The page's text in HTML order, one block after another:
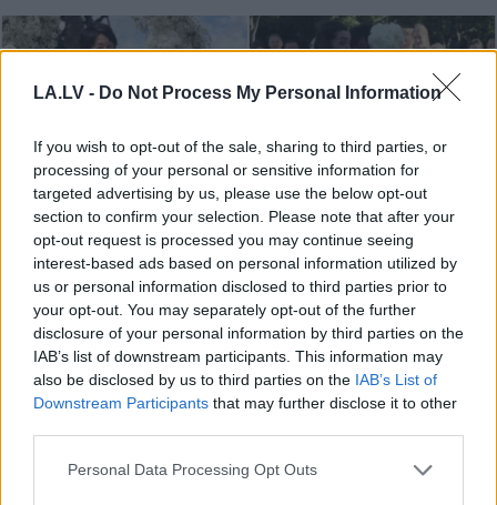
LA.LV - Do Not Process My Personal Information
If you wish to opt-out of the sale, sharing to third parties, or
processing of your personal or sensitive information for
targeted advertising by us, please use the below opt-out
section to confirm your selection. Please note that after your
opt-out request is processed you may continue seeing
interest-based ads based on personal information utilized by
us or personal information disclosed to third parties prior to
your opt-out. You may separately opt-out of the further
disclosure of your personal information by third parties on the
IAB’s list of downstream participants. This information may
also be disclosed by us to third parties on the IAB’s List of
Downstream Participants that may further disclose it to other
Please note that this website/app uses one or more Google
Personal Data Processing Opt Outs
Rūgts!Latvijā slavenākais
japānis Masaki mijis
gredzenus ar mīļoto –
kāzās izskanēja arī īpaši
skaista latviešu dziesma